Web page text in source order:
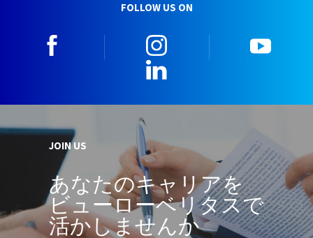
FOLLOW US ON
JOIN US
あなたのキャリアを
ビューローベリタスで
活かしませんか